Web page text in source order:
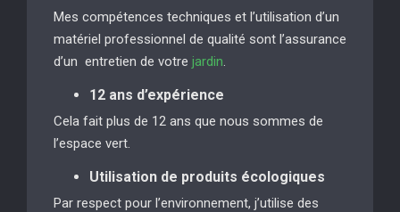
Mes compétences techniques et l’utilisation d’un
matériel professionnel de qualité sont l’assurance
d’un entretien de votre jardin.
12 ans d’expérience
Cela fait plus de 12 ans que nous sommes de
l’espace vert.
Utilisation de produits écologiques
Par respect pour l’environnement, j’utilise des